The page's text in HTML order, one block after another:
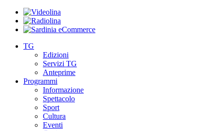
TG
Edizioni
Servizi TG
Anteprime
Programmi
Informazione
Spettacolo
Sport
Cultura
Eventi